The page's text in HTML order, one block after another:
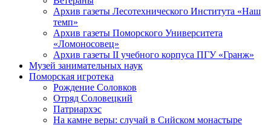
Архив газеты Лесотехнического Института «Наш
темп»
Архив газеты Поморского Университета
«Ломоносовец»
Архив газеты II учебного корпуса ПГУ «Гранж»
Музей занимательных наук
Поморская игротека
Рождение Соловков
Отряд Соловецкий
Патриархэс
На камне веры: случай в Сийском монастыре